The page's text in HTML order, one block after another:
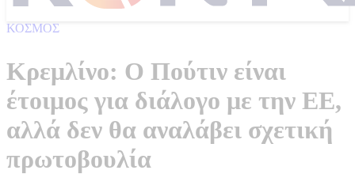
ΚΟΣΜΟΣ
Κρεμλίνο: Ο Πούτιν είναι
έτοιμος για διάλογο με την ΕΕ,
αλλά δεν θα αναλάβει σχετική
πρωτοβουλία